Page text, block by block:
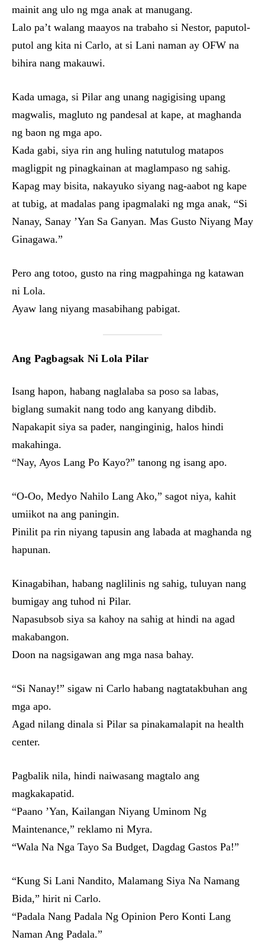
mainit ang ulo ng mga anak at manugang.
Lalo pa’t walang maayos na trabaho si Nestor, paputol-
putol ang kita ni Carlo, at si Lani naman ay OFW na
bihira nang makauwi.
Kada umaga, si Pilar ang unang nagigising upang
magwalis, magluto ng pandesal at kape, at maghanda
ng baon ng mga apo.
Kada gabi, siya rin ang huling natutulog matapos
magligpit ng pinagkainan at maglampaso ng sahig.
Kapag may bisita, nakayuko siyang nag-aabot ng kape
at tubig, at madalas pang ipagmalaki ng mga anak, “Si
Nanay, Sanay ’Yan Sa Ganyan. Mas Gusto Niyang May
Ginagawa.”
Pero ang totoo, gusto na ring magpahinga ng katawan
ni Lola.
Ayaw lang niyang masabihang pabigat.
Ang Pagbagsak Ni Lola Pilar
Isang hapon, habang naglalaba sa poso sa labas,
biglang sumakit nang todo ang kanyang dibdib.
Napakapit siya sa pader, nanginginig, halos hindi
makahinga.
“Nay, Ayos Lang Po Kayo?” tanong ng isang apo.
“O-Oo, Medyo Nahilo Lang Ako,” sagot niya, kahit
umiikot na ang paningin.
Pinilit pa rin niyang tapusin ang labada at maghanda ng
hapunan.
Kinagabihan, habang naglilinis ng sahig, tuluyan nang
bumigay ang tuhod ni Pilar.
Napasubsob siya sa kahoy na sahig at hindi na agad
makabangon.
Doon na nagsigawan ang mga nasa bahay.
“Si Nanay!” sigaw ni Carlo habang nagtatakbuhan ang
mga apo.
Agad nilang dinala si Pilar sa pinakamalapit na health
center.
Pagbalik nila, hindi naiwasang magtalo ang
magkakapatid.
“Paano ’Yan, Kailangan Niyang Uminom Ng
Maintenance,” reklamo ni Myra.
“Wala Na Nga Tayo Sa Budget, Dagdag Gastos Pa!”
“Kung Si Lani Nandito, Malamang Siya Na Namang
Bida,” hirit ni Carlo.
“Padala Nang Padala Ng Opinion Pero Konti Lang
Naman Ang Padala.”